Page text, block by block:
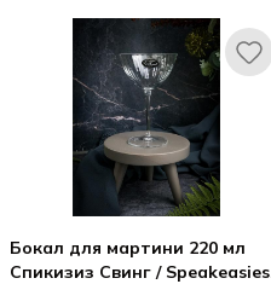
Бокал для мартини 220 мл
Спикизиз Свинг / Speakeasies